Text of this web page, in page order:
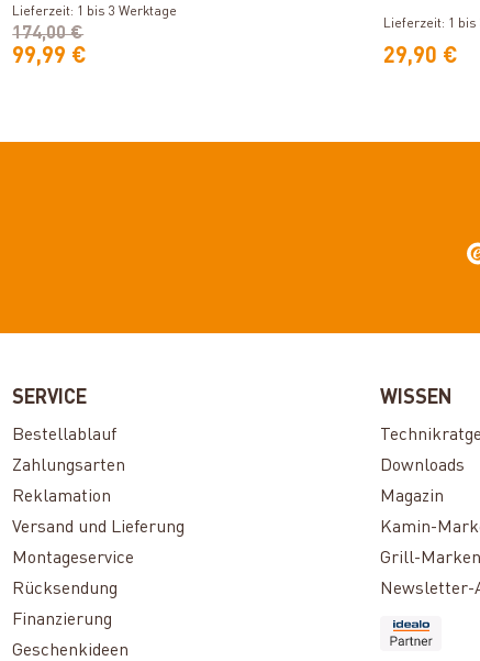
Lieferzeit: 1 bis 3 Werktage
99,99 €
174,00 €
Lieferzeit: 1 bis
29,90 €
SERVICE
Bestellablauf
Zahlungsarten
Reklamation
Versand und Lieferung
Montageservice
Rücksendung
Finanzierung
Geschenkideen
WISSEN
Downloads
Magazin
Kamin-
Grill-Marken
Newsletter-